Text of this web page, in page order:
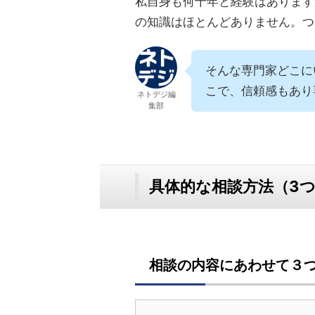
の知識はほとんどありません。
ネトデジ編
集部
そんな専門家どこ
こで、信頼感もあ
具体的な相談方法（3
相談の内容にあわせて３